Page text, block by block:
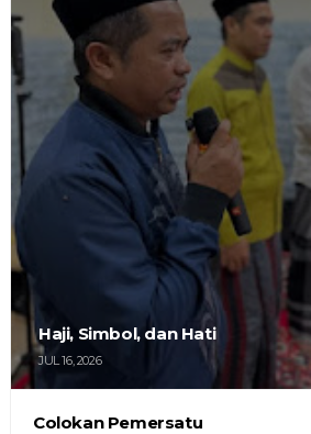
Haji, Simbol, dan Hati
JUL 16, 2026
Colokan Pemersatu